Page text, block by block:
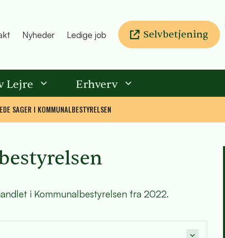
Nyheder Ledige job Selvbetjening
Lejre Erhverv
SAGER I KOMMUNALBESTYRELSEN
i Kommunalbestyrelsen fra 2022.